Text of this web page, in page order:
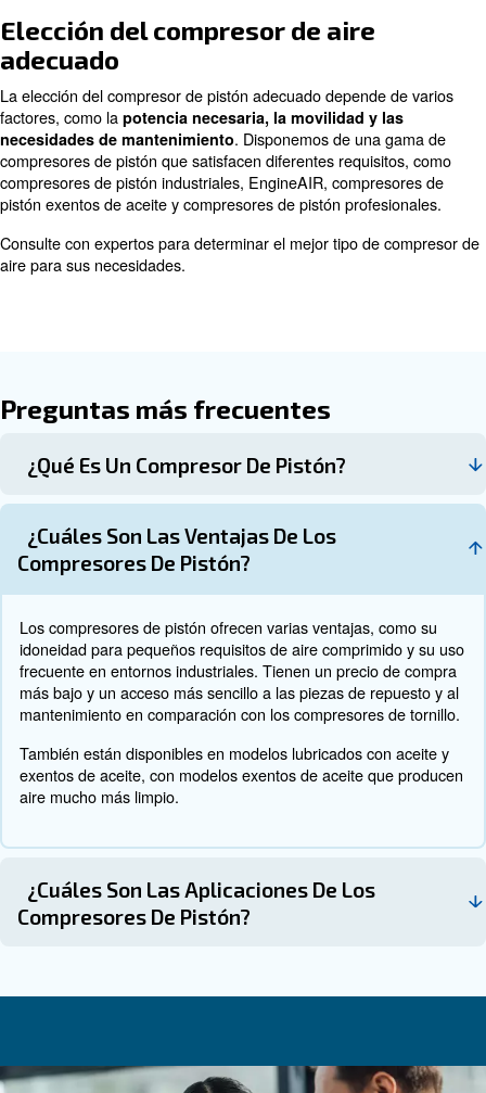
Gracias a sus diversas configuraciones, se pueden
cualquier entorno de trabajo. Debido a sus limitaciones
funcionamiento, son adecuados para pequeños
comprimido y se utilizan a menudo en entornos
¡Descubra más con nuestros expertos!
Compresores de pistón
aceite y con inyección de aceite
Los modelos con inyección de aceite de un compresor
pistón utilizan aceite para reducir el aire caliente, que
mediante un filtro. Sin embargo, para aplicaciones que
alta calidad del aire, esta configuración puede no ser la
de pistón utilizan un ventilador de refrigeración interno
aire más limpio, lo que los hace más adecuados para
alimentarias y médicas.
Elección del compresor de aire
adecuado
La elección del compresor de pistón adecuado
factores, como la potencia necesaria, la movilidad y
necesidades de mantenimiento. Disponemos de una
compresores de pistón que satisfacen diferentes
aire para sus necesidades.